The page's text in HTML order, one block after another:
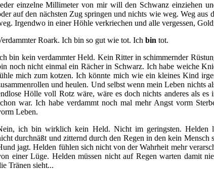
einzelne Millimeter von mir will den Schwanz einziehen
auf den nächsten Zug springen und nichts wie weg. Weg
Irgendwo in einer Höhle verkriechen und alle vergessen,
Roark. Ich bin so gut wie tot. Ich bin tot.
bin kein verdammter Held. Kein Ritter in schimmernder
noch nicht einmal ein Rächer in Schwarz. Ich habe weiche
mich zum kotzen. Ich könnte mich wie ein kleines Kind
und heulen. Und selbst wenn mein Leben nichts
Hölle voll Rotz wäre, wäre es doch nichts anderes als es
war. Ich habe verdammt noch mal mehr Angst vorm
Leben.
ich bin wirklich kein Held. Nicht im geringsten. Helden
durchnäßt und zitternd durch den Regen in den kein Mensch
jagt. Helden fühlen sich nicht von der Wahrheit mehr
einer Lüge. Helden müssen nicht auf Regen warten damit
Tränen sieht...